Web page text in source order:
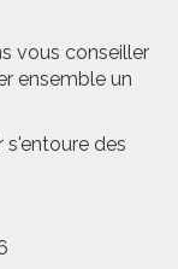
vous conseiller
ensemble un
s'entoure des